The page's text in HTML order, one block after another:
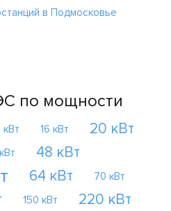
в Подмосковье
по мощности
кВт 16 кВт 20 кВт
48 кВт
64 кВт 70 кВт
150 кВт 220 кВт